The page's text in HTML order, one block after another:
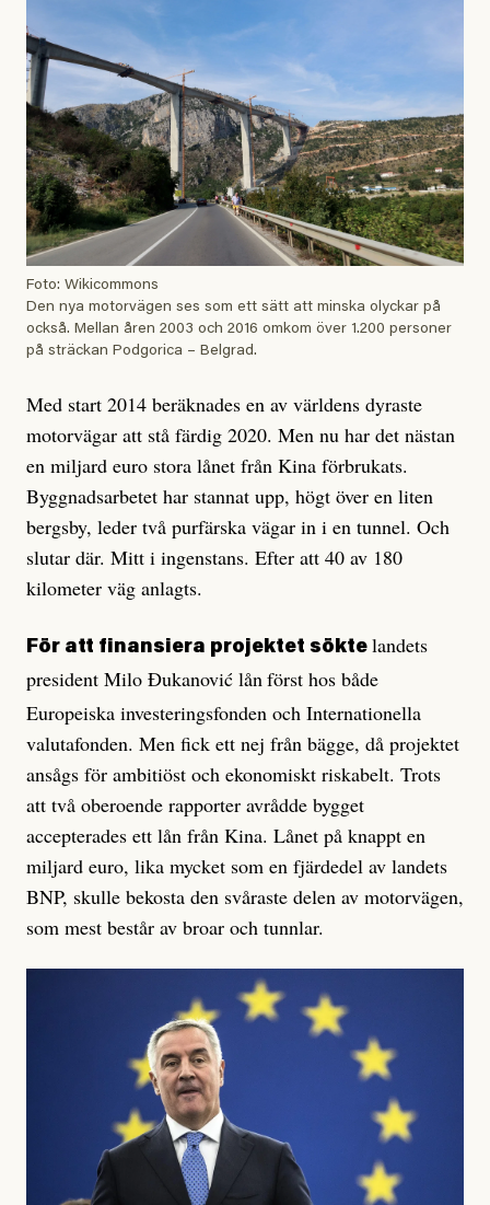
Foto: Wikicommons
Den nya motorvägen ses som ett sätt att minska olyckar på
också. Mellan åren 2003 och 2016 omkom över 1.200 personer
på sträckan Podgorica – Belgrad.
Med start 2014 beräknades en av världens dyraste
motorvägar att stå färdig 2020. Men nu har det nästan
en miljard euro stora lånet från Kina förbrukats.
Byggnadsarbetet har stannat upp, högt över en liten
bergsby, leder två purfärska vägar in i en tunnel. Och
slutar där. Mitt i ingenstans. Efter att 40 av 180
kilometer väg anlagts.
För att finansiera projektet sökte landets
president Milo Đukanović lånförst hos både
Europeiska investeringsfonden och Internationella
valutafonden. Men fick ett nej från bägge, då projektet
ansågs för ambitiöst och ekonomiskt riskabelt. Trots
att två oberoende rapporter avrådde bygget
accepterades ett lån från Kina. Lånet på knappt en
miljard euro, lika mycket som en fjärdedel av landets
BNP, skulle bekosta den svåraste delen av motorvägen,
som mest består av broar och tunnlar.